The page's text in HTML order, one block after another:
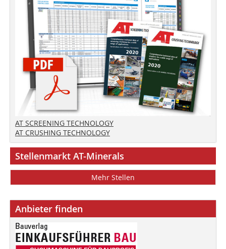
AT SCREENING TECHNOLOGY
AT CRUSHING TECHNOLOGY
Stellenmarkt AT-Minerals
Mehr Stellen
Anbieter finden